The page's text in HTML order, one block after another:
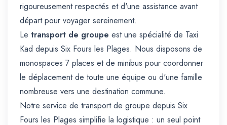
rigoureusement respectés et d'une assistance avant
départ pour voyager sereinement.
Le transport de groupe est une spécialité de Taxi
Kad depuis Six Fours les Plages. Nous disposons de
monospaces 7 places et de minibus pour coordonner
le déplacement de toute une équipe ou d'une famille
nombreuse vers une destination commune.
Notre service de transport de groupe depuis Six
Fours les Plages simplifie la logistique : un seul point